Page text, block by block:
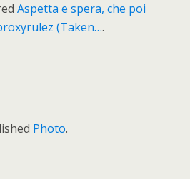
Aspetta e spera, che poi
(Taken….
Photo.